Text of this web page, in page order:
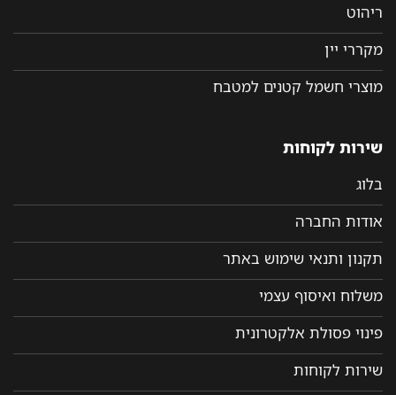
ריהוט
מקררי יין
מוצרי חשמל קטנים למטבח
שירות לקוחות
בלוג
אודות החברה
תקנון ותנאי שימוש באתר
משלוח ואיסוף עצמי
פינוי פסולת אלקטרונית
שירות לקוחות